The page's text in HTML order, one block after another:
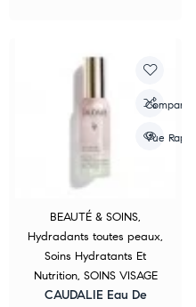
Compare
Vue Rapide
BEAUTÉ & SOINS,
Hydradants toutes peaux,
Soins Hydratants Et
Nutrition, SOINS VISAGE
CAUDALIE Eau De